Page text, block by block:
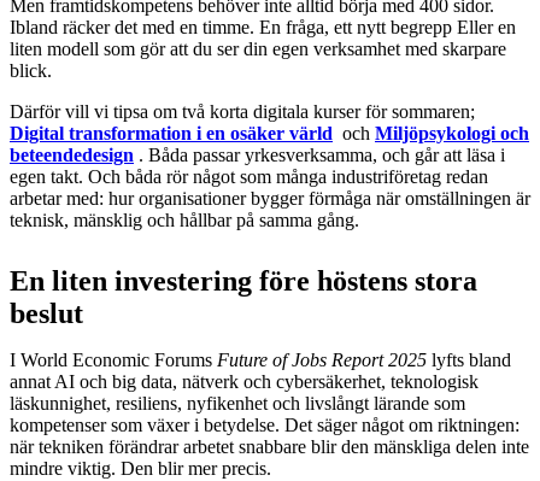
Men framtidskompetens behöver inte alltid börja med 400 sidor.
Ibland räcker det med en timme. En fråga, ett nytt begrepp Eller en
liten modell som gör att du ser din egen verksamhet med skarpare
blick.
Därför vill vi tipsa om två korta digitala kurser för sommaren;
Digital transformation i en osäker värld och Miljöpsykologi och
beteendedesign . Båda passar yrkesverksamma, och går att läsa i
egen takt. Och båda rör något som många industriföretag redan
arbetar med: hur organisationer bygger förmåga när omställningen är
teknisk, mänsklig och hållbar på samma gång.
En liten investering före höstens stora
beslut
I World Economic Forums Future of Jobs Report 2025 lyfts bland
annat AI och big data, nätverk och cybersäkerhet, teknologisk
läskunnighet, resiliens, nyfikenhet och livslångt lärande som
kompetenser som växer i betydelse. Det säger något om riktningen:
när tekniken förändrar arbetet snabbare blir den mänskliga delen inte
mindre viktig. Den blir mer precis.